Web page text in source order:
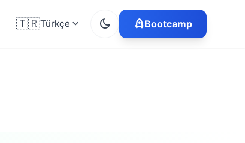
🇹🇷Türkçe Bootcamp